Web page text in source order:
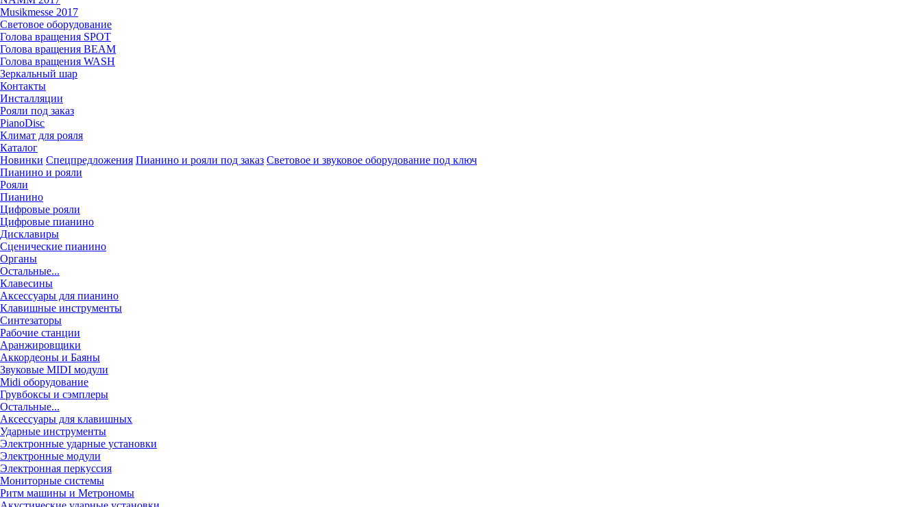
Musikmesse 2017
Световое оборудование
Голова вращения SPOT
Голова вращения BEAM
Голова вращения WASH
Зеркальный шар
Контакты
Инсталляции
Рояли под заказ
PianoDisc
Климат для рояля
Каталог
Новинки Спецпредложения Пианино и рояли под заказ Световое и звуковое оборудование под ключ
Пианино и рояли
Рояли
Пианино
Цифровые рояли
Цифровые пианино
Дисклавиры
Сценические пианино
Органы
Остальные...
Клавесины
Аксессуары для пианино
Клавишные инструменты
Синтезаторы
Рабочие станции
Аранжировщики
Аккордеоны и Баяны
Звуковые MIDI модули
Midi оборудование
Грувбоксы и сэмплеры
Остальные...
Аксессуары для клавишных
Ударные инструменты
Электронные ударные установки
Электронные модули
Электронная перкуссия
Мониторные системы
Ритм машины и Метрономы